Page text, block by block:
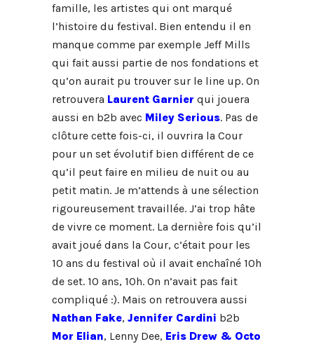
famille, les artistes qui ont marqué
l’histoire du festival. Bien entendu il en
manque comme par exemple Jeff Mills
qui fait aussi partie de nos fondations et
qu’on aurait pu trouver sur le line up. On
retrouvera Laurent Garnier qui jouera
aussi en b2b avec Miley Serious. Pas de
clôture cette fois-ci, il ouvrira la Cour
pour un set évolutif bien différent de ce
qu’il peut faire en milieu de nuit ou au
petit matin. Je m’attends à une sélection
rigoureusement travaillée. J’ai trop hâte
de vivre ce moment. La dernière fois qu’il
avait joué dans la Cour, c’était pour les
10 ans du festival où il avait enchaîné 10h
de set. 10 ans, 10h. On n’avait pas fait
compliqué :). Mais on retrouvera aussi
Nathan Fake, Jennifer Cardini b2b
Mor Elian, Lenny Dee, Eris Drew & Octo